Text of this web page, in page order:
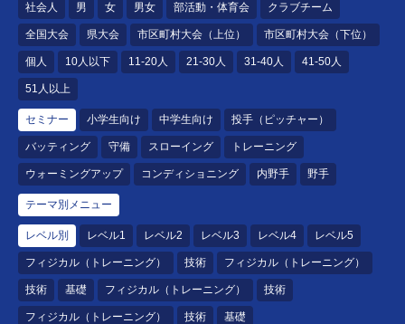
社会人 男 女 男女 部活動・体育会 クラブチーム
全国大会 県大会 市区町村大会（上位） 市区町村大会（下位）
個人 10人以下 11-20人 21-30人 31-40人 41-50人
51人以上
セミナー 小学生向け 中学生向け 投手（ピッチャー）
バッティング 守備 スローイング トレーニング
ウォーミングアップ コンディショニング 内野手 野手
テーマ別メニュー
レベル別 レベル1 レベル2 レベル3 レベル4 レベル5
フィジカル（トレーニング） 技術 フィジカル（トレーニング）
技術 基礎 フィジカル（トレーニング） 技術
フィジカル（トレーニング） 技術 基礎